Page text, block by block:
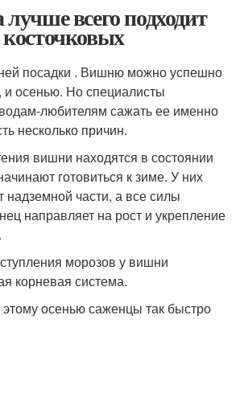
всего подходит
посадки . Вишню можно успешно
и осенью. Но специалисты
любителям сажать ее именно
несколько причин.
вишни находятся в состоянии
готовиться к зиме. У них
надземной части, а все силы
направляет на рост и укрепление
морозов у вишни
корневая система.
осенью саженцы так быстро